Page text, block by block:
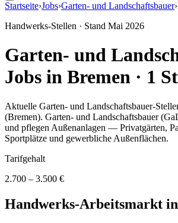
Startseite›Jobs›Garten- und Landschaftsbauer›
Handwerks-Stellen · Stand Mai 2026
Garten- und
Jobs in Bremen · 1
Aktuelle Garten- und Landschaftsbauer-
(Bremen). Garten- und Landschaftsbauer
und pflegen Außenanlagen — Privatgärten,
Sportplätze und gewerbliche Außenflächen.
Tarifgehalt
2.700 – 3.500 €
Handwerks-Arbeitsmarkt in